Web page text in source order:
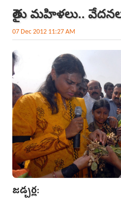
రైతు మహిళలు..
07 Dec 2012 11:27 AM
జడ్చర్ల: